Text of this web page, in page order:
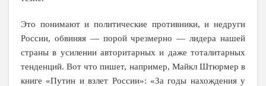
Это понимают и политические противники, и недруги
России, обвиняя — порой чрезмерно — лидера нашей
страны в усилении авторитарных и даже тоталитарных
тенденций. Вот что пишет, например, Майкл Штюрмер в
книге «Путин и взлет России»: «За годы нахождения у